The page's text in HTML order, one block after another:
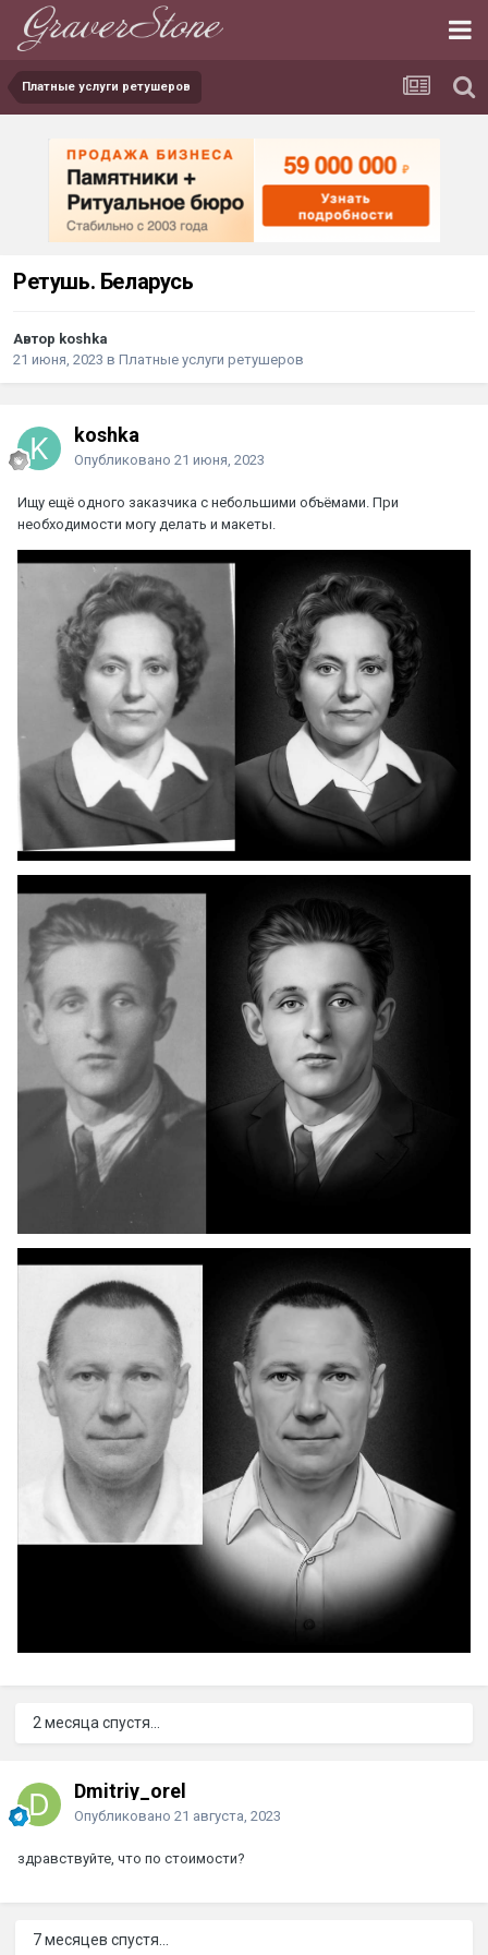
Платные услуги ретушеров
Ретушь. Беларусь
Автор koshka
21 июня, 2023 в Платные услуги ретушеров
koshka
Опубликовано 21 июня, 2023
Ищу ещё одного заказчика с небольшими объёмами. При
необходимости могу делать и макеты.
2 месяца спустя...
Dmitriy_orel
Опубликовано 21 августа, 2023
здравствуйте, что по стоимости?
7 месяцев спустя...